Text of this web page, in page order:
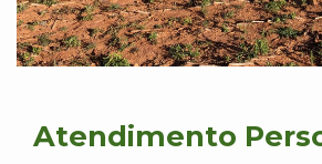
Atendimento